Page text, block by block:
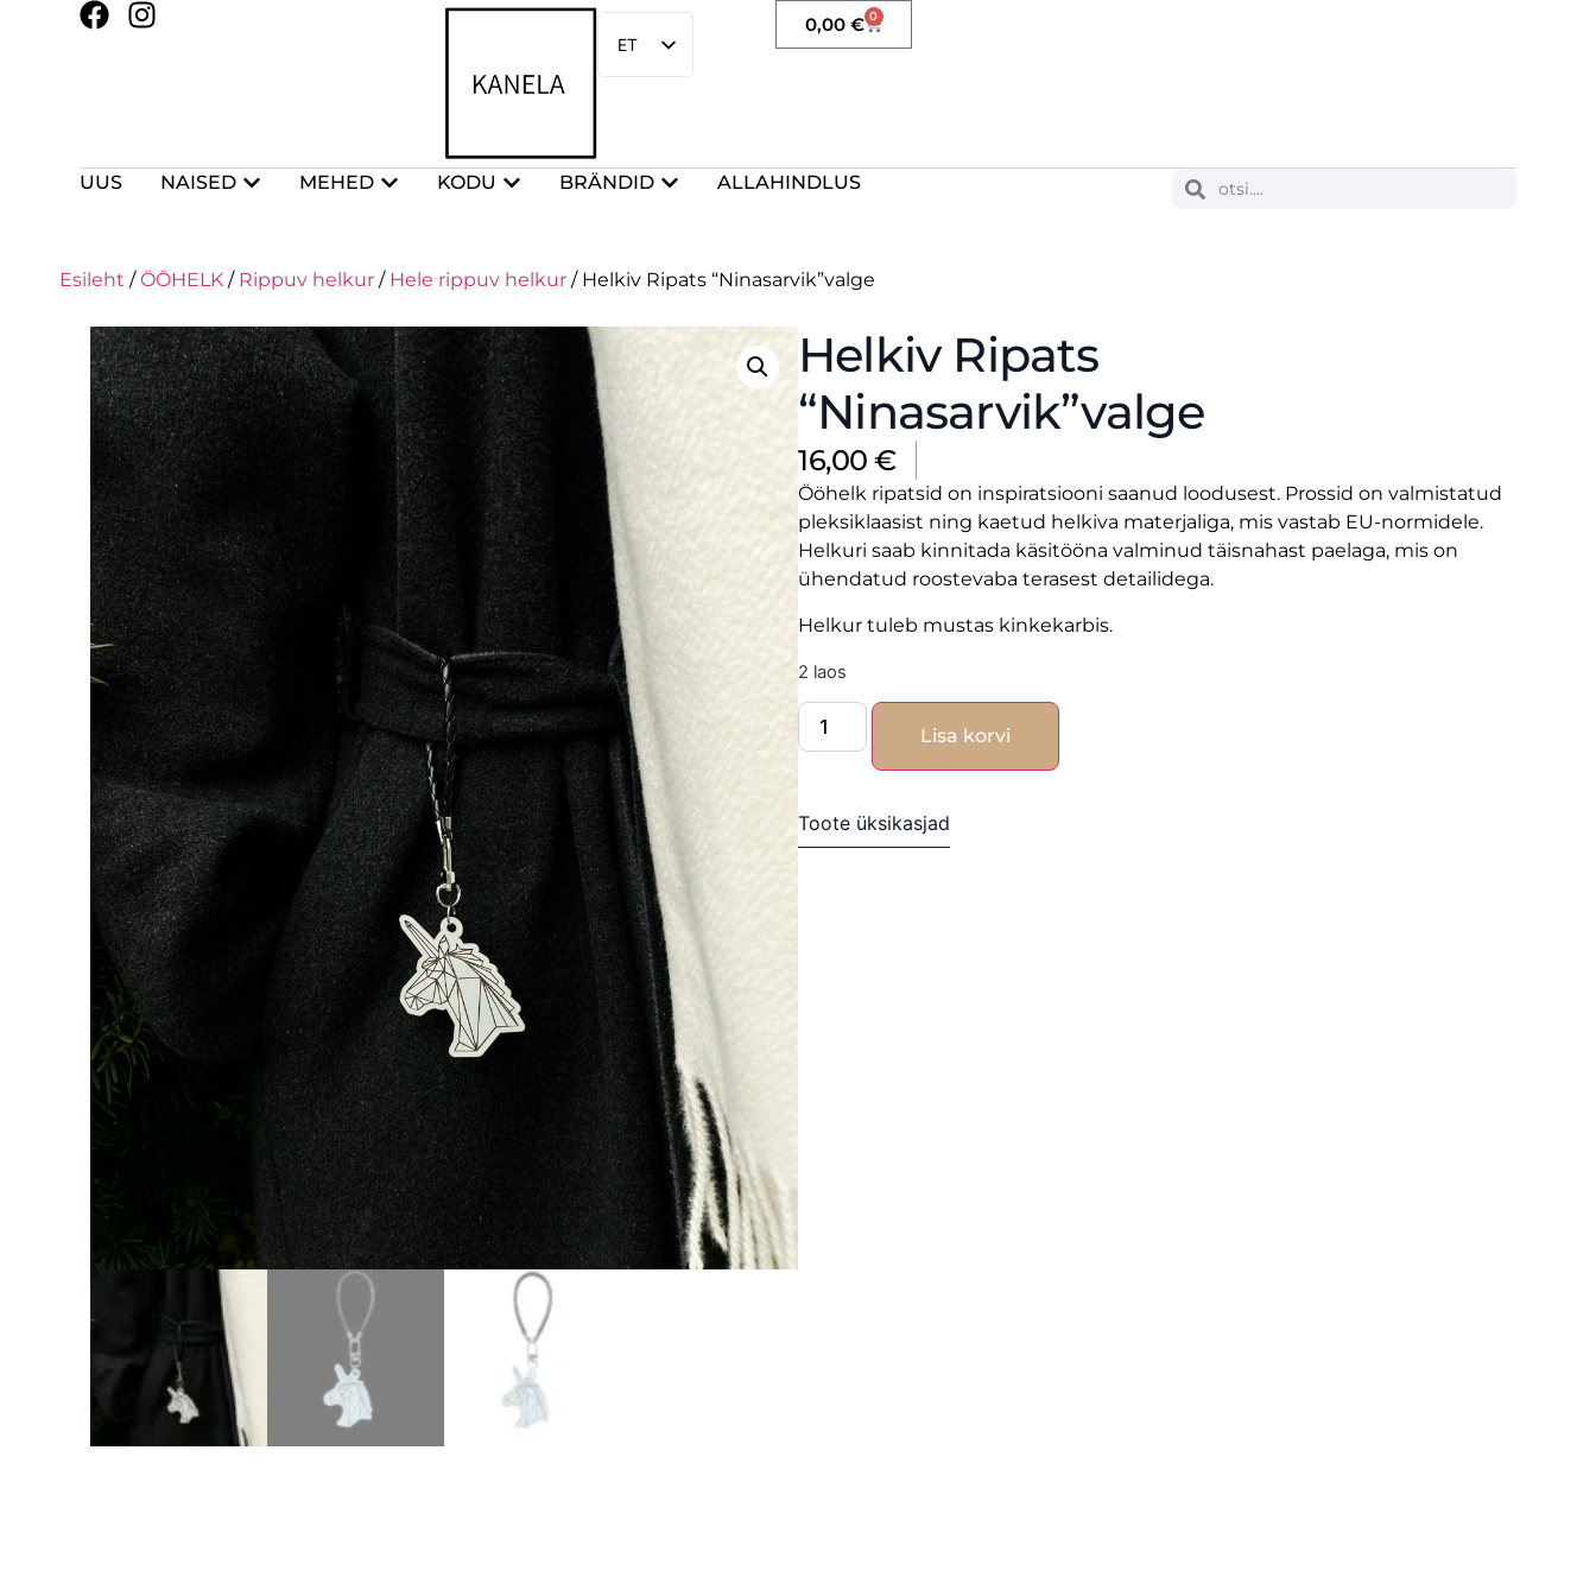
ET
EN
0,00 € 0
UUS NAISED MEHED KODU BRÄNDID ALLAHINDLUS
Esileht /ÖÖHELK / Rippuv helkur / Hele rippuv helkur / Helkiv Ripats “Ninasarvik”valge
Helkiv Ripats
“Ninasarvik”valge
16,00€
Ööhelk ripatsid on inspiratsiooni saanud loodusest. Prossid on valmistatud
pleksiklaasist ning kaetud helkiva materjaliga, mis vastab EU-normidele.
Helkuri saab kinnitada käsitööna valminud täisnahast paelaga, mis on
ühendatud roostevaba terasest detailidega.
Helkur tuleb mustas kinkekarbis.
2 laos
Lisa korvi
Toote üksikasjad